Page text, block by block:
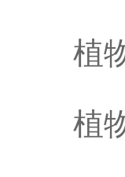
植
植